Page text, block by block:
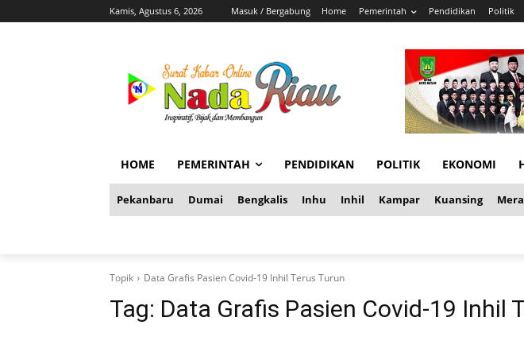
Kamis, Agustus 6, 2026 Masuk / Bergabung Home Pemerintah Pendidikan Politik
HOME PEMERINTAH PENDIDIKAN POLITIK EKONOMI
Pekanbaru Dumai Bengkalis Inhu Inhil Kampar Kuansing
Topik Data Grafis Pasien Covid-19 Inhil Terus Turun
Tag: Data Grafis Pasien Covid-19 Inhil